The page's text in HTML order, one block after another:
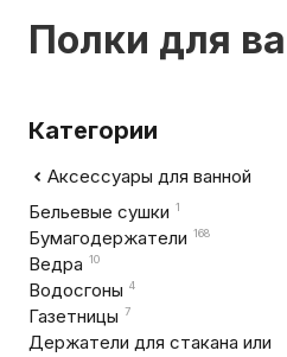
Полки для
Категории
Аксессуары для ванной
Бельевые сушки 1
Бумагодержатели 168
Ведра 10
Водосгоны 4
Газетницы 7
Держатели для стакана или